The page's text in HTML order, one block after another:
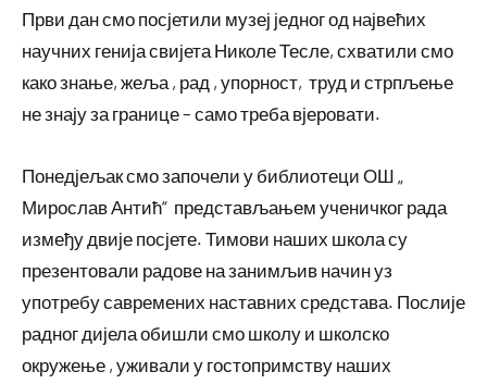
Први дан смо посјетили музеј једног од највећих
научних генија свијета Николе Тесле, схватили смо
како знање, жеља , рад , упорност, труд и стрпљење
не знају за границе – само треба вјеровати.
Понедјељак смо започели у библиотеци ОШ „
Мирослав Антић“ представљањем ученичког рада
између двије посјете. Тимови наших школа су
презентовали радове на занимљив начин уз
употребу савремених наставних средстава. Послије
радног дијела обишли смо школу и школско
окружење , уживали у гостопримству наших